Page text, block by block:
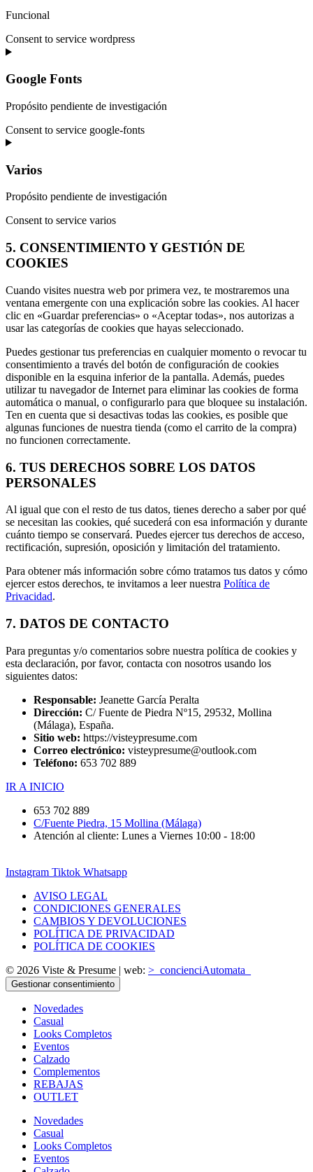
Funcional
Consent to service wordpress
Google Fonts
Propósito pendiente de investigación
Consent to service google-fonts
Varios
Propósito pendiente de investigación
Consent to service varios
5. CONSENTIMIENTO Y GESTIÓN DE
COOKIES
Cuando visites nuestra web por primera vez, te mostraremos una
ventana emergente con una explicación sobre las cookies. Al hacer
clic en «Guardar preferencias» o «Aceptar todas», nos autorizas a
usar las categorías de cookies que hayas seleccionado.
Puedes gestionar tus preferencias en cualquier momento o revocar tu
consentimiento a través del botón de configuración de cookies
disponible en la esquina inferior de la pantalla. Además, puedes
utilizar tu navegador de Internet para eliminar las cookies de forma
automática o manual, o configurarlo para que bloquee su instalación.
Ten en cuenta que si desactivas todas las cookies, es posible que
algunas funciones de nuestra tienda (como el carrito de la compra)
no funcionen correctamente.
6. TUS DERECHOS SOBRE LOS DATOS
PERSONALES
Al igual que con el resto de tus datos, tienes derecho a saber por qué
se necesitan las cookies, qué sucederá con esa información y durante
cuánto tiempo se conservará. Puedes ejercer tus derechos de acceso,
rectificación, supresión, oposición y limitación del tratamiento.
Para obtener más información sobre cómo tratamos tus datos y cómo
ejercer estos derechos, te invitamos a leer nuestra Política de
Privacidad.
7. DATOS DE CONTACTO
Para preguntas y/o comentarios sobre nuestra política de cookies y
esta declaración, por favor, contacta con nosotros usando los
siguientes datos:
Responsable: Jeanette García Peralta
Dirección: C/ Fuente de Piedra Nº15, 29532, Mollina
(Málaga), España.
Sitio web: https://visteypresume.com
Correo electrónico: visteypresume@outlook.com
Teléfono: 653 702 889
IR A INICIO
653 702 889
C/Fuente Piedra, 15 Mollina (Málaga)
Atención al cliente: Lunes a Viernes 10:00 - 18:00
Instagram Tiktok Whatsapp
AVISO LEGAL
CONDICIONES GENERALES
CAMBIOS Y DEVOLUCIONES
POLÍTICA DE PRIVACIDAD
POLÍTICA DE COOKIES
© 2026 Viste & Presume | web: >_concienciAutomata_
Gestionar consentimiento
Novedades
Casual
Looks Completos
Eventos
Calzado
Complementos
REBAJAS
OUTLET
Novedades
Casual
Looks Completos
Eventos